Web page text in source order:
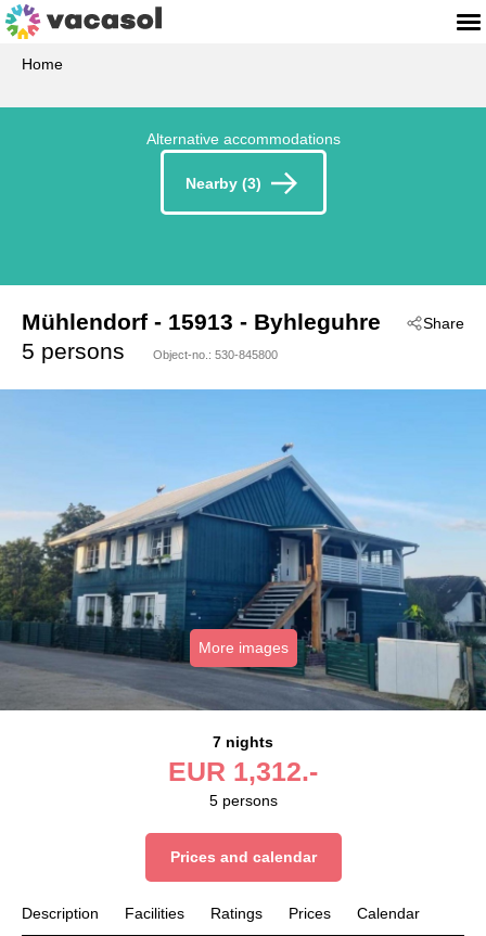
Home
Alternative accommodations
Nearby (3)
Share
Mühlendorf - 15913 - Byhleguhre
5 persons
Object-no.: 530-845800
More images
7 nights
EUR 1,312.-
5 persons
Prices and calendar
Description Facilities Ratings Prices Calendar